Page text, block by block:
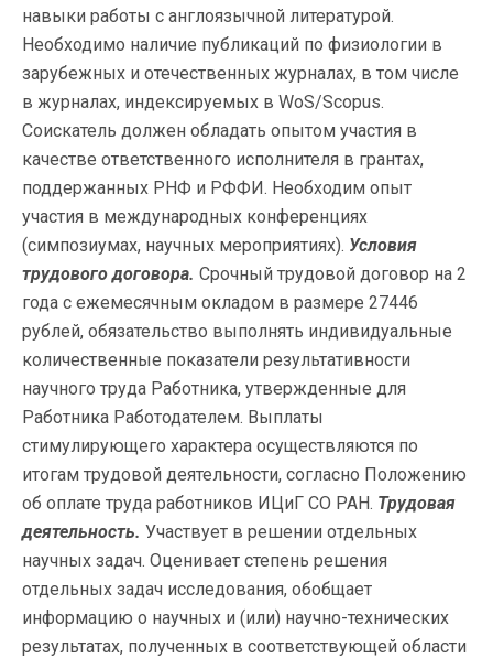
навыки работы с англоязычной литературой.
Необходимо наличие публикаций по физиологии в
зарубежных и отечественных журналах, в том числе
в журналах, индексируемых в WoS/Scopus.
Соискатель должен обладать опытом участия в
качестве ответственного исполнителя в грантах,
поддержанных РНФ и РФФИ. Необходим опыт
участия в международных конференциях
(симпозиумах, научных мероприятиях). Условия
трудового договора. Срочный трудовой договор на 2
года с ежемесячным окладом в размере 27446
рублей, обязательство выполнять индивидуальные
количественные показатели результативности
научного труда Работника, утвержденные для
Работника Работодателем. Выплаты
стимулирующего характера осуществляются по
итогам трудовой деятельности, согласно Положению
об оплате труда работников ИЦиГ СО РАН. Трудовая
деятельность. Участвует в решении отдельных
научных задач. Оценивает степень решения
отдельных задач исследования, обобщает
информацию о научных и (или) научно-технических
результатах, полученных в соответствующей области